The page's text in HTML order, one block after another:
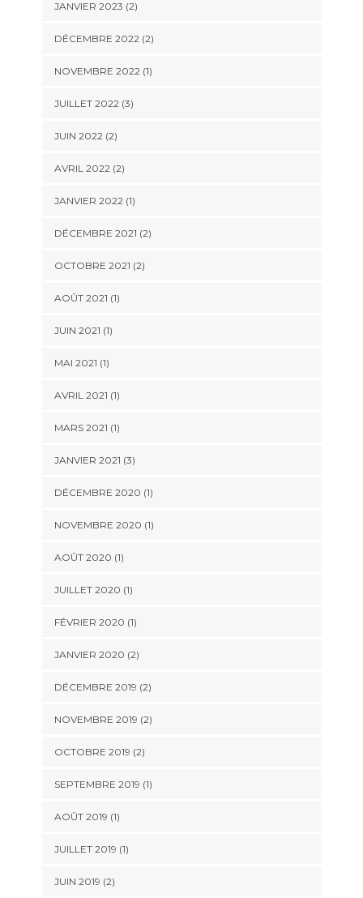
JANVIER 2023 (2)
DÉCEMBRE 2022(2)
NOVEMBRE 2022(1)
JUILLET 2022(3)
JUIN 2022(2)
AVRIL 2022(2)
JANVIER 2022(1)
DÉCEMBRE 2021 (2)
OCTOBRE 2021 (2)
AOÛT 2021 (1)
JUIN 2021 (1)
MAI 2021 (1)
AVRIL 2021 (1)
MARS 2021 (1)
JANVIER 2021 (3)
DÉCEMBRE 2020 (1)
NOVEMBRE 2020 (1)
AOÛT 2020 (1)
JUILLET 2020 (1)
FÉVRIER 2020 (1)
JANVIER 2020 (2)
DÉCEMBRE 2019 (2)
NOVEMBRE 2019 (2)
OCTOBRE 2019 (2)
SEPTEMBRE 2019 (1)
AOÛT 2019 (1)
JUILLET 2019 (1)
JUIN 2019 (2)